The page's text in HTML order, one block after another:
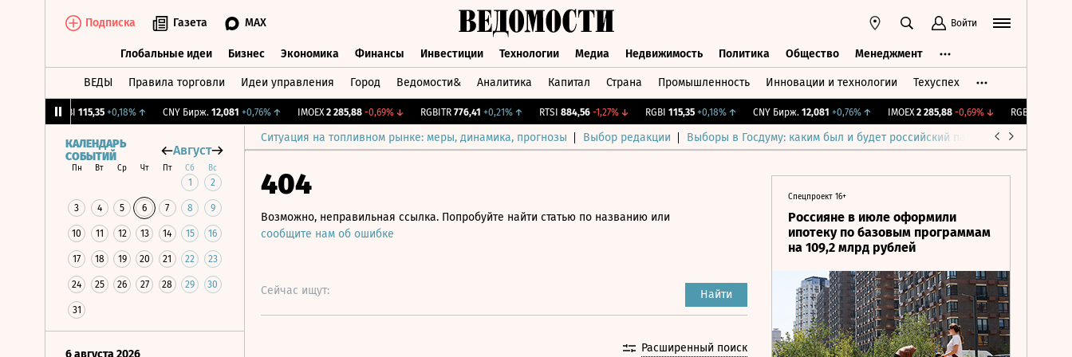
Подписка Газета MAX Войти
Глобальные идеи Бизнес Экономика Финансы Инвестиции Технологии Медиа Недвижимость Политика Общество Менеджмент
ВЕДЫ Правила торговли Идеи управления Город Ведомости& Аналитика Капитал Страна Промышленность Инновации и технологии Техуспех
115,35 +0,18% ↑ CNY Бирж. 12,081 +0,76%↑ IMOEX 2 285,88 -0,69%↓ RGBITR 776,41 +0,21%↑ RTSI 884,56 -1,27%↓ RGBI 115,35 +0,18% ↑ CNY Бирж. 12,081 +0,76%↑ IMOEX 2 285,88 -0,69%↓ RGBITR
Ситуация на топливном рынке: меры, динамика, прогнозы Выбор редакции Выборы в Госдуму: каким был и будет российский парламент
КАЛЕНДАРЬ
СОБЫТИЙ
Август
Пн Вт Ср Чт Пт Сб Вс
1 2
3 4 5 6 7 8 9
10 11 12 13 14 15 16
17 18 19 20 21 22 23
24 25 26 27 28 29 30
31
6 августа 2026
404
Возможно, неправильная ссылка. Попробуйте найти статью по названию или
сообщите нам об ошибке
Сейчас ищут: Найти
Расширенный поиск
Спецпроект 16+
Россияне в июле оформили
ипотеку по базовым программам
на 109,2 млрд рублей